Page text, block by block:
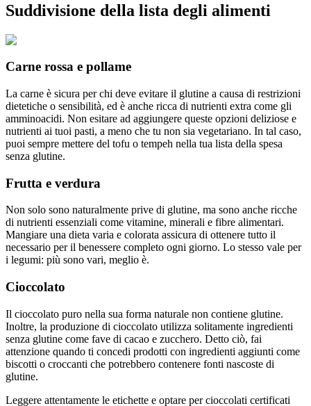
Suddivisione della lista degli alimenti
Carne rossa e pollame
La carne è sicura per chi deve evitare il glutine a causa di restrizioni
dietetiche o sensibilità, ed è anche ricca di nutrienti extra come gli
amminoacidi. Non esitare ad aggiungere queste opzioni deliziose e
nutrienti ai tuoi pasti, a meno che tu non sia vegetariano. In tal caso,
puoi sempre mettere del tofu o tempeh nella tua lista della spesa
senza glutine.
Frutta e verdura
Non solo sono naturalmente prive di glutine, ma sono anche ricche
di nutrienti essenziali come vitamine, minerali e fibre alimentari.
Mangiare una dieta varia e colorata assicura di ottenere tutto il
necessario per il benessere completo ogni giorno. Lo stesso vale per
i legumi: più sono vari, meglio è.
Cioccolato
Il cioccolato puro nella sua forma naturale non contiene glutine.
Inoltre, la produzione di cioccolato utilizza solitamente ingredienti
senza glutine come fave di cacao e zucchero. Detto ciò, fai
attenzione quando ti concedi prodotti con ingredienti aggiunti come
biscotti o croccanti che potrebbero contenere fonti nascoste di
glutine.
Leggere attentamente le etichette e optare per cioccolati certificati